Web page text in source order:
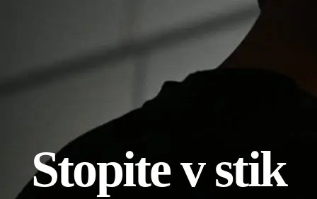
Stopite v stik